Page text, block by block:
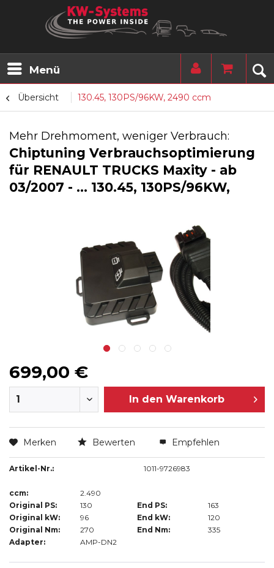
Menü
Übersicht 130.45, 130PS/96KW, 2490 ccm
Mehr Drehmoment, weniger Verbrauch:
Chiptuning Verbrauchsoptimierung
für RENAULT TRUCKS Maxity - ab
03/2007 - ... 130.45, 130PS/96KW,
699,00 €
In den Warenkorb
Merken Bewerten Empfehlen
Artikel-Nr.: 1011-9726983
ccm:
2.490
Original PS:
130 End PS:
163
Original kW:
96 End kW:
120
Original Nm:
270 End Nm:
335
Adapter:
AMP-DN2